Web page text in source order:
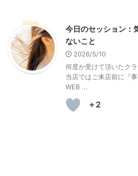
今日のセッション：
ないこと
2026/5/10
何度か受けて頂いたク
当店ではご来店前に『
WEB ...
＋2